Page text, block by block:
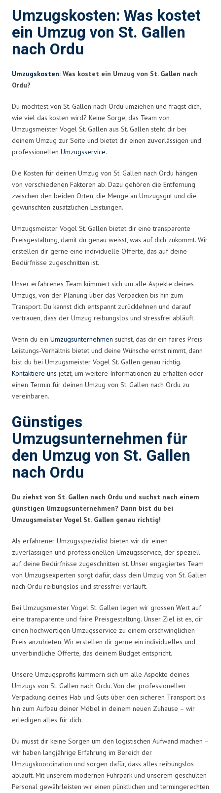
Umzugskosten: Was kostet
ein Umzug von St. Gallen
nach Ordu
Umzugskosten: Was kostet ein Umzug von St. Gallen nach
Ordu?
Du möchtest von St. Gallen nach Ordu umziehen und fragst dich,
wie viel das kosten wird? Keine Sorge, das Team von
Umzugsmeister Vogel St. Gallen aus St. Gallen steht dir bei
deinem Umzug zur Seite und bietet dir einen zuverlässigen und
professionellen Umzugsservice.
Die Kosten für deinen Umzug von St. Gallen nach Ordu hängen
von verschiedenen Faktoren ab. Dazu gehören die Entfernung
zwischen den beiden Orten, die Menge an Umzugsgut und die
gewünschten zusätzlichen Leistungen.
Umzugsmeister Vogel St. Gallen bietet dir eine transparente
Preisgestaltung, damit du genau weisst, was auf dich zukommt. Wir
erstellen dir gerne eine individuelle Offerte, das auf deine
Bedürfnisse zugeschnitten ist.
Unser erfahrenes Team kümmert sich um alle Aspekte deines
Umzugs, von der Planung über das Verpacken bis hin zum
Transport. Du kannst dich entspannt zurücklehnen und darauf
vertrauen, dass der Umzug reibungslos und stressfrei abläuft.
Wenn du ein Umzugsunternehmen suchst, das dir ein faires Preis-
Leistungs-Verhältnis bietet und deine Wünsche ernst nimmt, dann
bist du bei Umzugsmeister Vogel St. Gallen genau richtig.
Kontaktiere uns jetzt, um weitere Informationen zu erhalten oder
einen Termin für deinen Umzug von St. Gallen nach Ordu zu
vereinbaren.
Günstiges
Umzugsunternehmen für
den Umzug von St. Gallen
nach Ordu
Du ziehst von St. Gallen nach Ordu und suchst nach einem
günstigen Umzugsunternehmen? Dann bist du bei
Umzugsmeister Vogel St. Gallen genau richtig!
Als erfahrener Umzugsspezialist bieten wir dir einen
zuverlässigen und professionellen Umzugsservice, der speziell
auf deine Bedürfnisse zugeschnitten ist. Unser engagiertes Team
von Umzugsexperten sorgt dafür, dass dein Umzug von St. Gallen
nach Ordu reibungslos und stressfrei verläuft.
Bei Umzugsmeister Vogel St. Gallen legen wir grossen Wert auf
eine transparente und faire Preisgestaltung. Unser Ziel ist es, dir
einen hochwertigen Umzugsservice zu einem erschwinglichen
Preis anzubieten. Wir erstellen dir gerne ein individuelles und
unverbindliche Offerte, das deinem Budget entspricht.
Unsere Umzugsprofis kümmern sich um alle Aspekte deines
Umzugs von St. Gallen nach Ordu. Von der professionellen
Verpackung deines Hab und Guts über den sicheren Transport bis
hin zum Aufbau deiner Möbel in deinem neuen Zuhause – wir
erledigen alles für dich.
Du musst dir keine Sorgen um den logistischen Aufwand machen –
wir haben langjährige Erfahrung im Bereich der
Umzugskoordination und sorgen dafür, dass alles reibungslos
abläuft. Mit unserem modernen Fuhrpark und unserem geschulten
Personal gewährleisten wir einen pünktlichen und termingerechten